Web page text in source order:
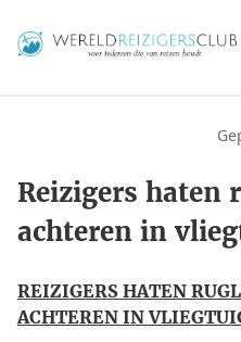
Reizigers haten
achteren in
REIZIGERS HATEN
ACHTEREN IN